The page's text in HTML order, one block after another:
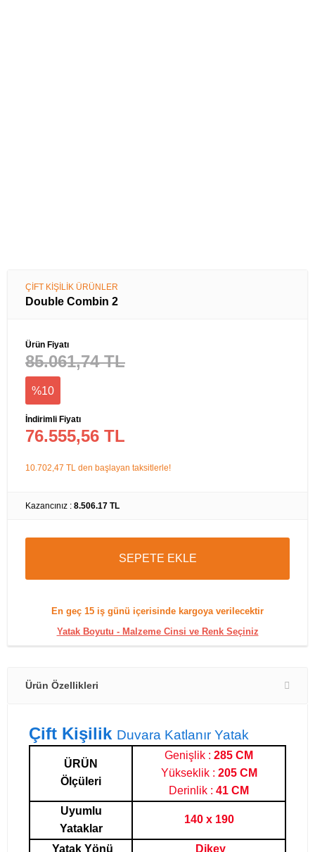
ÇİFT KİŞİLİK ÜRÜNLER
Double Combin 2
Ürün Fiyatı
85.061,74 TL
%10
İndirimli Fiyatı
76.555,56 TL
10.702,47 TL den başlayan taksitlerle!
Kazancınız : 8.506.17 TL
SEPETE EKLE
En geç 15 iş günü içerisinde kargoya verilecektir
Yatak Boyutu - Malzeme Cinsi ve Renk Seçiniz
Ürün Özellikleri
Çift Kişilik Duvara Katlanır Yatak
ÜRÜN
Ölçüleri
Genişlik : 285 CM
Yükseklik : 205 CM
Derinlik : 41 CM
Uyumlu
Yataklar
140 x 190
Yatak Yönü Dikey